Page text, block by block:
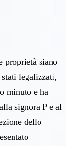
proprietà siano
legalizzati,
minuto e ha
signora P e al
dello